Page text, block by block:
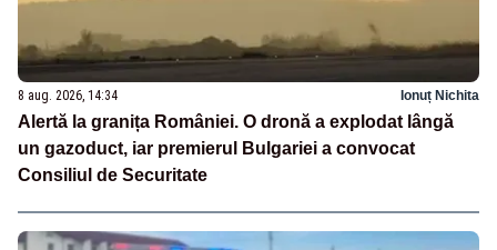
8 aug. 2026, 14:34 Ionuț Nichita
Alertă la granița României. O dronă a explodat lângă
un gazoduct, iar premierul Bulgariei a convocat
Consiliul de Securitate